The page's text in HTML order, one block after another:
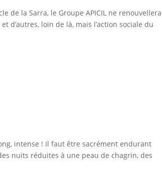
de la Sarra, le Groupe APICIL ne renouvellera
d’autres, loin de là, mais l’action sociale du
intense ! Il faut être sacrément endurant
nuits réduites à une peau de chagrin, des